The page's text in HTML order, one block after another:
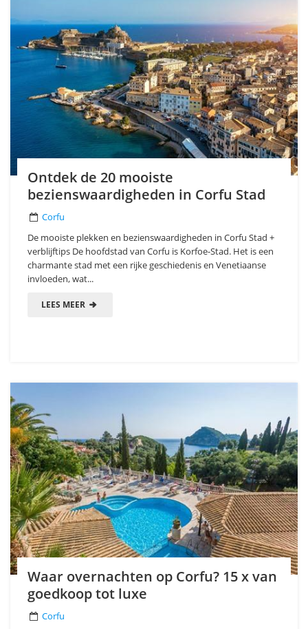
Ontdek de 20 mooiste
bezienswaardigheden in Corfu Stad
Corfu
De mooiste plekken en bezienswaardigheden in Corfu Stad +
verblijftips De hoofdstad van Corfu is Korfoe-Stad. Het is een
charmante stad met een rijke geschiedenis en Venetiaanse
invloeden, wat...
LEES MEER
Waar overnachten op Corfu? 15 x van
goedkoop tot luxe
Corfu